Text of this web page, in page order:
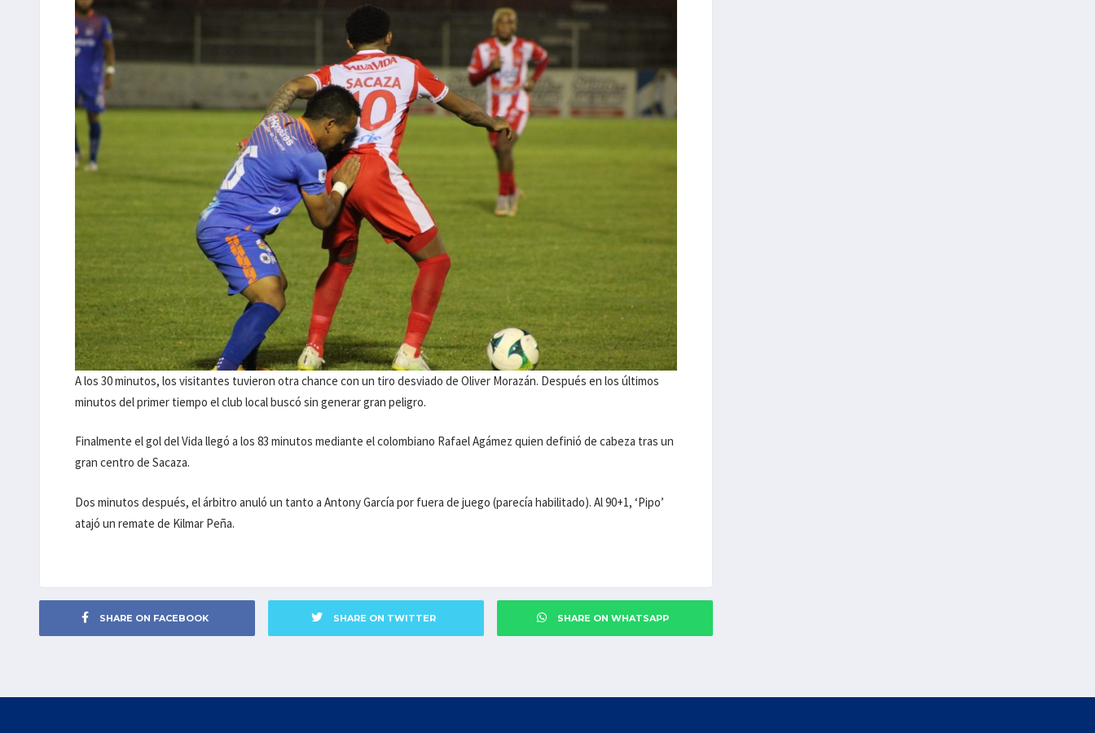
A los 30 minutos, los visitantes tuvieron otra chance con un tiro desviado de Oliver Morazán. Después en los últimos
minutos del primer tiempo el club local buscó sin generar gran peligro.
Finalmente el gol del Vida llegó a los 83 minutos mediante el colombiano Rafael Agámez quien definió de cabeza tras un
gran centro de Sacaza.
Dos minutos después, el árbitro anuló un tanto a Antony García por fuera de juego (parecía habilitado). Al 90+1, ‘Pipo’
atajó un remate de Kilmar Peña.
SHARE ON FACEBOOK SHARE ON TWITTER SHARE ON WHATSAPP